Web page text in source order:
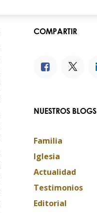
COMPARTIR
NUESTROS BLOGS
Familia
Iglesia
Actualidad
Testimonios
Editorial